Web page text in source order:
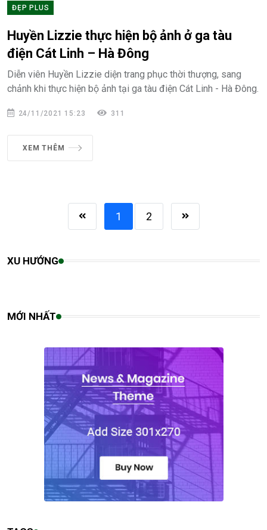
ĐẸP PLUS
Huyền Lizzie thực hiện bộ ảnh ở ga tàu
điện Cát Linh – Hà Đông
Diễn viên Huyền Lizzie diện trang phục thời thượng, sang
chảnh khi thực hiện bộ ảnh tại ga tàu điện Cát Linh - Hà Đông.
24/11/2021 15:23 311
XEM THÊM
1 2
XU HƯỚNG
MỚI NHẤT